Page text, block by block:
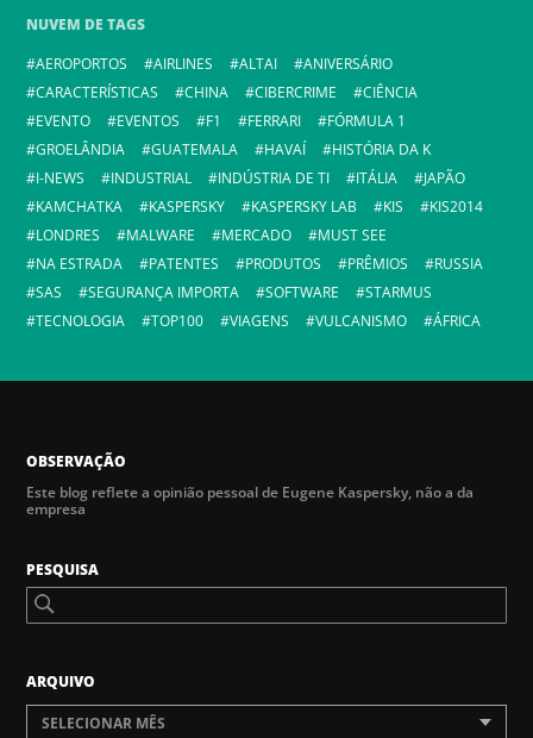
NUVEM DE TAGS
AEROPORTOS
AIRLINES ALTAI
ANIVERSÁRIO
CARACTERÍSTICAS
CHINA CIBERCRIME
CIÊNCIA
EVENTO
EVENTOS F1 FERRARI
FÓRMULA 1
GROELÂNDIA
GUATEMALA HAVAÍ
HISTÓRIA DA K
I-NEWS
INDUSTRIAL INDÚSTRIA DE TI ITÁLIA
JAPÃO
KAMCHATKA
KASPERSKY KASPERSKY LAB KIS
KIS2014
LONDRES
MALWARE MERCADO
MUST SEE
NA ESTRADA
PATENTES PRODUTOS PRÊMIOS
RUSSIA
SAS
SEGURANÇA IMPORTA SOFTWARE
STARMUS
TECNOLOGIA
TOP100 VIAGENS VULCANISMO ÁFRICA
OBSERVAÇÃO
Este blog reflete a opinião pessoal de Eugene Kaspersky, não a da
empresa
PESQUISA
ARQUIVO
SELECIONAR MÊS